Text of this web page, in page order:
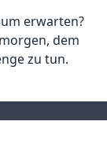
erwarten?
dem
zu tun.